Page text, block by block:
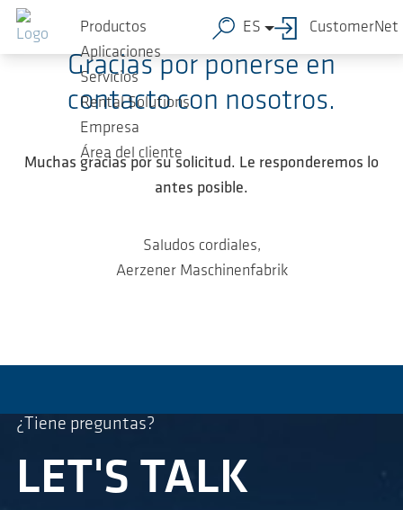
Saltar al contenido principal
Productos
Aplicaciones
Servicios
Rental Solutions
Empresa
Área del cliente
ES CustomerNet
Gracias por ponerse en
contacto con nosotros.
Muchas gracias por su solicitud. Le responderemos lo
antes posible.
Saludos cordiales,
Aerzener Maschinenfabrik
¿Tiene preguntas?
LET'S TALK